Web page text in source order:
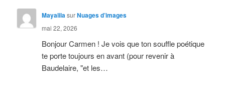
MayalilasurNuages d’images
mai 22, 2026
Bonjour Carmen ! Je vois que ton souffle poétique
te porte toujours en avant (pour revenir à
Baudelaire, "et les…